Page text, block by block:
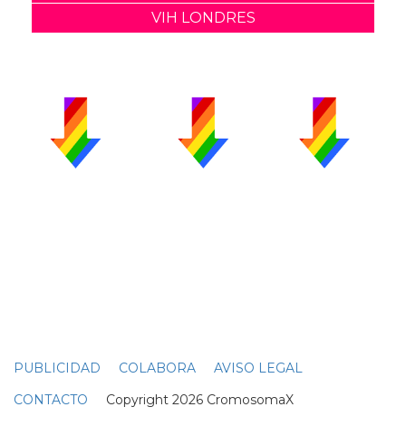
VIH LONDRES
PUBLICIDAD COLABORA
AVISO LEGAL
CONTACTO Copyright 2026 CromosomaX